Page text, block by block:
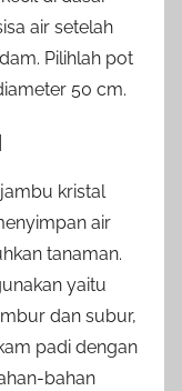
air setelah
Pilihlah pot
50 cm.
kristal
air
tanaman.
yaitu
dan subur,
padi dengan
bahan